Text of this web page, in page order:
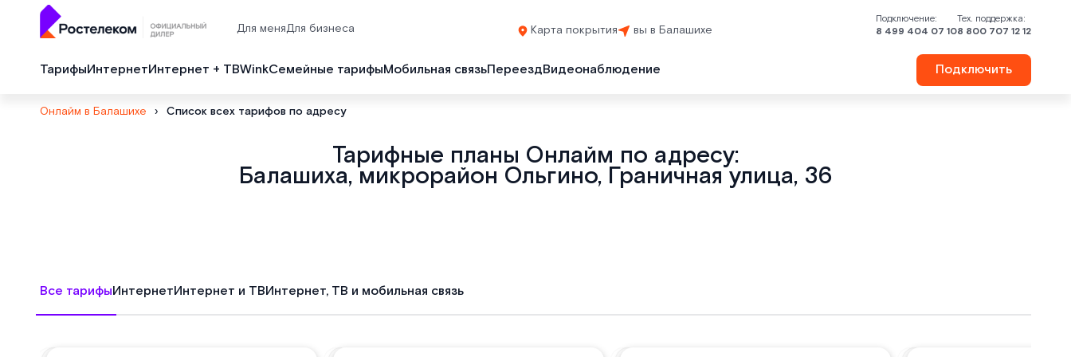
Для меняДля бизнеса Карта покрытия вы в Балашихе
Подключение:
8 499 404 07 10
Тех. поддержка:
8 800 707 12 12
ТарифыИнтернетИнтернет + ТВWinkСемейные тарифыМобильная связьПереездВидеонаблюдение Подключить
Онлайм в Балашихе › Список всех тарифов по адресу
Тарифные планы Онлайм по адресу:
Балашиха, микрорайон Ольгино, Граничная улица, 36
Все тарифыИнтернетИнтернет и ТВИнтернет, ТВ и мобильная связь